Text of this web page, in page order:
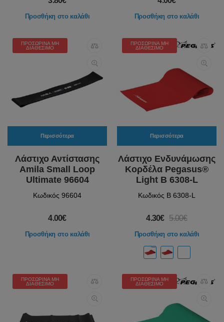
Προσθήκη στο καλάθι Προσθήκη στο καλάθι
ΠΡΟΣΩΡΙΝΆ ΜΗ
ΔΙΑΘΈΣΙΜΟ
Περισσότερα
Λάστιχο Αντίστασης
Amila Small Loop
Ultimate 96604
Κωδικός 96604
4.00€
Προσθήκη στο καλάθι
ΠΡΟΣΩΡΙΝΆ ΜΗ
ΔΙΑΘΈΣΙΜΟ
Περισσότερα
Λάστιχο Ενδυνάμωσης
Κορδέλα Pegasus®
Light Β 6308-L
Κωδικός Β 6308-L
4.30€ 5.00€
Προσθήκη στο καλάθι
ΠΡΟΣΩΡΙΝΆ ΜΗ
ΔΙΑΘΈΣΙΜΟ
ΠΡΟΣΩΡΙΝΆ ΜΗ
ΔΙΑΘΈΣΙΜΟ